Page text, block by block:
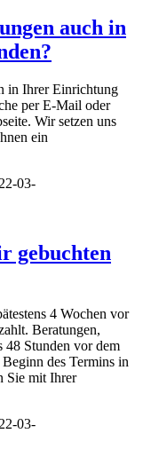
auch in
in Ihrer Einrichtung
per E-Mail oder
Wir setzen uns
ein
03-
gebuchten
4 Wochen vor
Beratungen,
48 Stunden vor dem
des Termins in
Sie mit Ihrer
03-